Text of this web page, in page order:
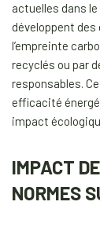
actuelles dans
développent
l’empreinte
recyclés ou par
responsables.
efficacité
impact
IMPACT
NORMES